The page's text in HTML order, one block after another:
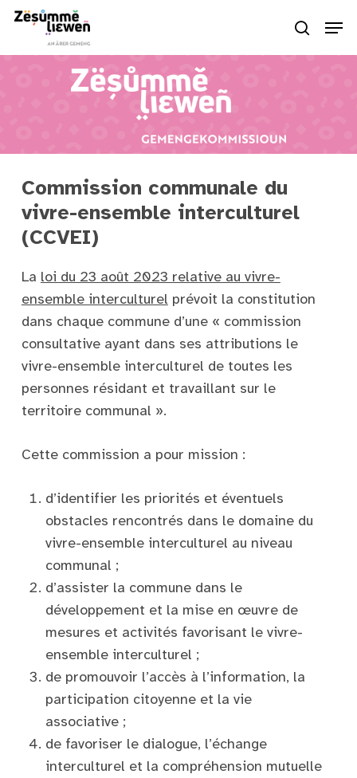
Skip
main
search
Commission communale du
vivre-ensemble interculturel
(CCVEI)
La loi du 23 août 2023 relative au vivre-
ensemble interculturel prévoit la constitution
dans chaque commune d’une « commission
consultative ayant dans ses attributions le
vivre-ensemble interculturel de toutes les
personnes résidant et travaillant sur le
territoire communal ».
Cette commission a pour mission :
d’identifier les priorités et éventuels
obstacles rencontrés dans le domaine du
vivre-ensemble interculturel au niveau
communal ;
d’assister la commune dans le
développement et la mise en œuvre de
mesures et activités favorisant le vivre-
ensemble interculturel ;
de promouvoir l’accès à l’information, la
participation citoyenne et la vie
associative ;
de favoriser le dialogue, l’échange
interculturel et la compréhension mutuelle